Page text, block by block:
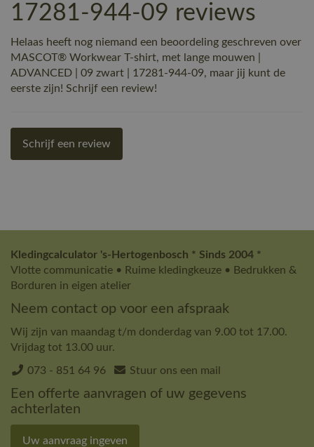
17281-944-09 reviews
Helaas heeft nog niemand een beoordeling geschreven over
MASCOT® Workwear T-shirt, met lange mouwen |
ADVANCED | 09 zwart | 17281-944-09, maar jij kunt de
eerste zijn! Schrijf een review!
Schrijf een review
Kledingcalculator 's-Hertogenbosch * Sinds 2004 *
Vlotte communicatie • Ruime kledingkeuze • Bedrukken &
Borduren in eigen atelier
Neem contact op voor een afspraak
Wij zijn van maandag t/m donderdag van 9.00 tot 17.00.
Vrijdag tot 13.00 uur.
073 - 851 64 96 Stuur ons een mail
Een offerte aanvragen of uw gegevens
achterlaten
Uw aanvraag ingeven